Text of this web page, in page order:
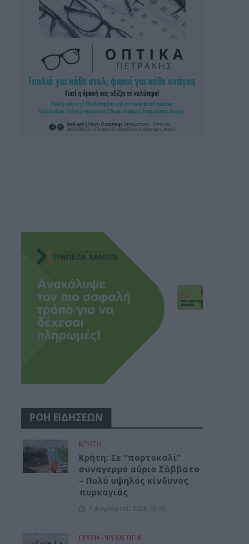
ΡΟΗ ΕΙΔΗΣΕΩΝ
ΚΡΗΤΗ
Κρήτη: Σε “πορτοκαλί”
συναγερμό αύριο Σάββατο
– Πολύ υψηλός κίνδυνος
πυρκαγιάς
7 Αυγούστου 2026 18:05
ΓΕΎΣΗ - ΨΥΧΑΓΩΓΊΑ